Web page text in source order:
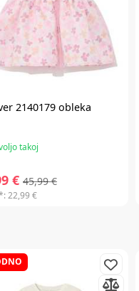
2140179 obleka
takoj
€ 45,99 €
22,99 €